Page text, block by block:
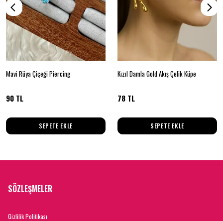
Mavi Rüya Çiçeği Piercing
90 TL
SEPETE EKLE
Kızıl Damla Gold Akış Çelik Küpe
78 TL
SEPETE EKLE
SÖZLEŞMELER
Gizlilik Politikası